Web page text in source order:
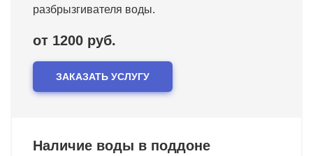
разбрызгивателя воды.
от 1200 руб.
ЗАКАЗАТЬ УСЛУГУ
Наличие воды в поддоне